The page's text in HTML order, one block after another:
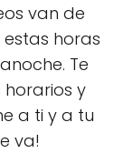
van de
estas horas
Te
y
a ti y a tu
va!